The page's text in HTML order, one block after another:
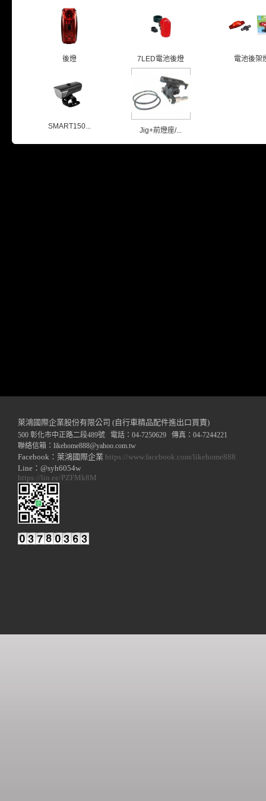
後燈 7LED電池後燈 電池後架
SMART150...
Jig+前燈座/...
萊鴻國際企業股份有限公司 (自行車精品配件進出口買賣)
500 彰化市中正路二段489號 電話：04-7250629 傳真：04-7244221
聯絡信箱： likehome888@yahoo.com.tw
Facebook：萊鴻國際企業 https://www.facebook.com/likehome888
Line：@syh6054w
https://lin.ee/PZFMk8M